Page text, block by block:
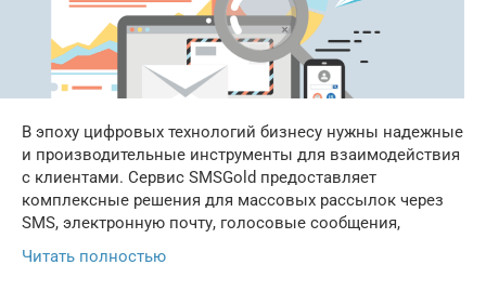
В эпоху цифровых технологий бизнесу нужны надежные
и производительные инструменты для взаимодействия
с клиентами. Сервис SMSGold предоставляет
комплексные решения для массовых рассылок через
SMS, электронную почту, голосовые сообщения,
Читать полностью